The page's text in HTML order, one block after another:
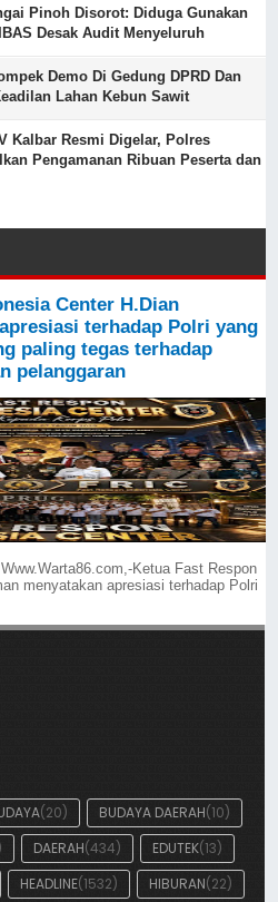
Pinoh Disorot: Diduga Gunakan
Desak Audit Menyeluruh
Demo Di Gedung DPRD Dan
Lahan Kebun Sawit
Kalbar Resmi Digelar, Polres
Pengamanan Ribuan Peserta dan
Center H.Dian
terhadap Polri yang
paling tegas terhadap
pelanggaran
Ketua Fast Respon
menyatakan apresiasi terhadap Polri
(20) BUDAYA DAERAH(10)
DAERAH(434) EDUTEK(13)
HEADLINE(1532) HIBURAN(22)